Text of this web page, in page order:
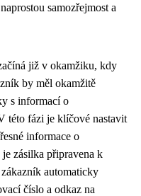
naprostou samozřejmost a
již v okamžiku, kdy
by měl okamžitě
s informací o
této fázi je klíčové nastavit
informace o
zásilka připravena k
automaticky
číslo a odkaz na